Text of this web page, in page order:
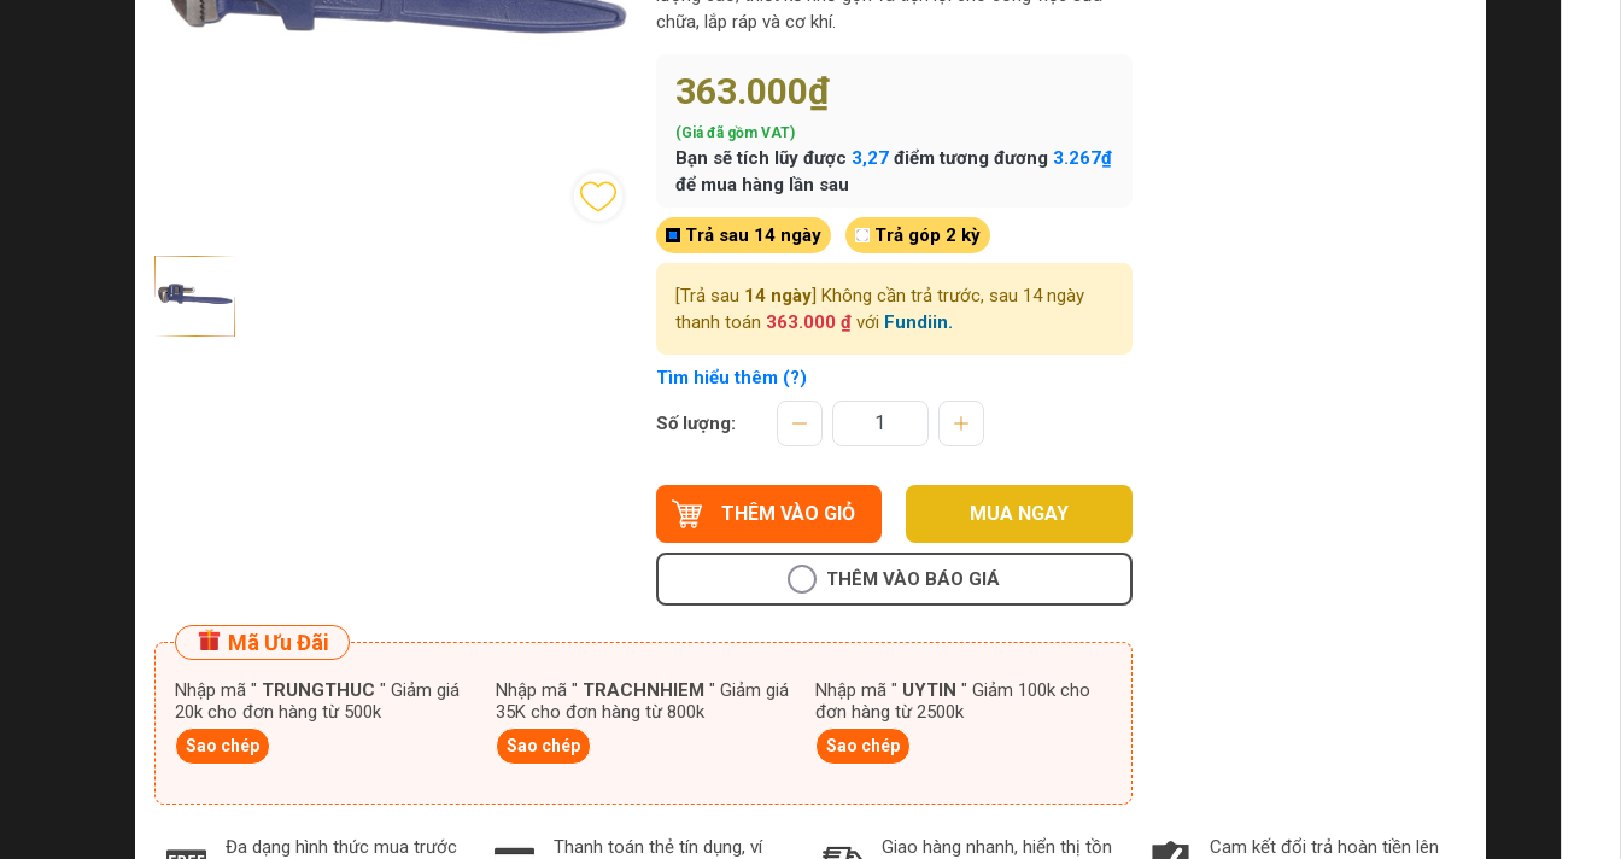
chữa, lắp ráp và cơ khí.
363.000₫
(Giá đã gồm VAT)
Bạn sẽ tích lũy được 3,27điểm tương đương 3.267₫
để mua hàng lần sau
Trả sau 14 ngày Trả góp 2 kỳ
[Trả sau 14 ngày] Không cần trả trước, sau 14 ngày
thanh toán 363.000 ₫với Fundiin.
Tìm hiểu thêm (?)
Số lượng:
THÊM VÀO GIỎ MUA NGAY
THÊM VÀO BÁO GIÁ
Mã Ưu Đãi
Nhập mã " TRUNGTHUC " Giảm giá
20k cho đơn hàng từ 500k
Sao chép
Nhập mã " TRACHNHIEM " Giảm giá
35K cho đơn hàng từ 800k
Sao chép
Nhập mã " UYTIN " Giảm 100k cho
đơn hàng từ 2500k
Sao chép
Đa dạng hình thức mua trước
Thanh toán thẻ tín dụng, ví
Giao hàng nhanh, hiển thị tồn
Cam kết đổi trả hoàn tiền lên